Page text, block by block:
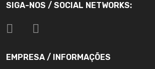
SIGA-NOS / SOCIAL NETWORKS:
EMPRESA / INFORMAÇÕES